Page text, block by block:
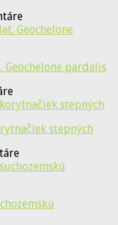
Geochelone pardalis
stepných